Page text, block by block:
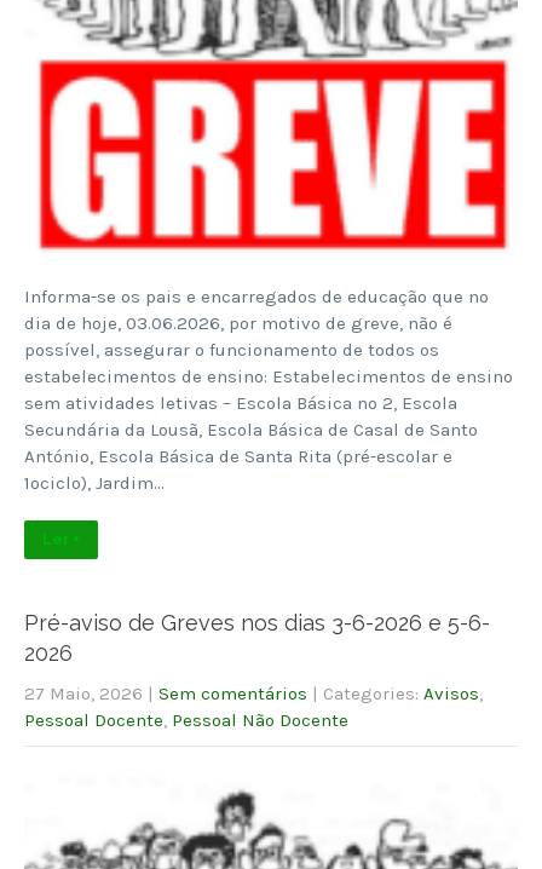
Informa-se os pais e encarregados de educação que no
dia de hoje, 03.06.2026, por motivo de greve, não é
possível, assegurar o funcionamento de todos os
estabelecimentos de ensino: Estabelecimentos de ensino
sem atividades letivas – Escola Básica nº 2, Escola
Secundária da Lousã, Escola Básica de Casal de Santo
António, Escola Básica de Santa Rita (pré-escolar e
1ºciclo), Jardim…
Ler +
Pré-aviso de Greves nos dias 3-6-2026 e 5-6-
2026
27 Maio, 2026 | Sem comentários | Categories: Avisos
Pessoal Docente Pessoal Não Docente